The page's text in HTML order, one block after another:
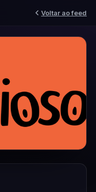
Voltar ao feed